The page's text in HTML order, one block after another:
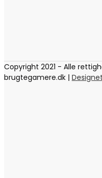
Copyright 2021 - Alle
brugtegamere.dk |